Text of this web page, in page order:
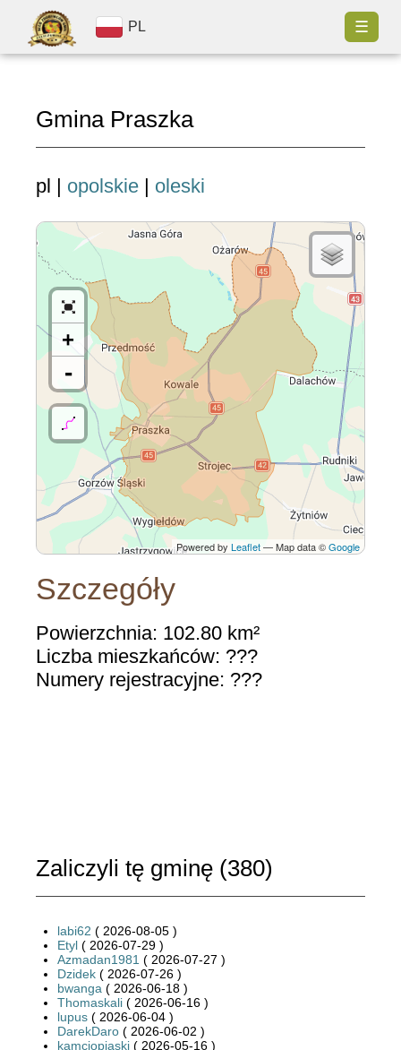
PL ☰
Gmina Praszka
pl | opolskie | oleski
+
-
Powered by Leaflet— Map data ©Google
Szczegóły
Powierzchnia: 102.80 km²
Liczba mieszkańców: ???
Numery rejestracyjne: ???
Zaliczyli tę gminę (380)
labi62 ( 2026-08-05 )
Etyl ( 2026-07-29 )
Azmadan1981 ( 2026-07-27 )
Dzidek ( 2026-07-26 )
bwanga ( 2026-06-18 )
Thomaskali ( 2026-06-16 )
lupus ( 2026-06-04 )
DarekDaro ( 2026-06-02 )
kamciopiaski ( 2026-05-16 )